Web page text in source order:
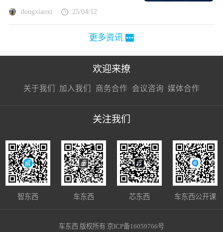
dongxiaoxi 25/04/12
更多资讯
欢迎来撩
关于我们 加入我们
接扔简历
商务合作
接开聊
会议咨询 媒体合作
接开聊
关注我们
智东西 车东西 芯东西 车东西公开课
车东西 版权所有 京ICP备16059766号